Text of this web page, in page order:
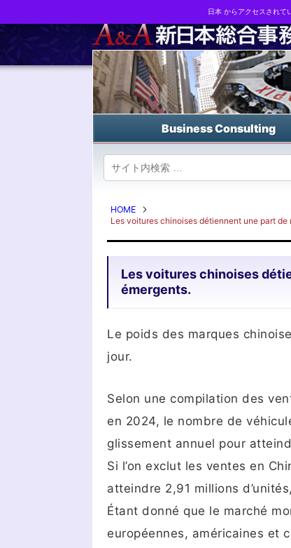
Business strategy reports, business matching and M&A
Business Consulting
HOME
Les voitures chinoises détiennent une part
Les voitures chinoises
émergents.
Le poids des marques
jour.
Selon une compilation des
en 2024, le nombre de
glissement annuel pour
Si l’on exclut les ventes en
atteindre 2,91 millions
Étant donné que le marché
européennes, américaines et
日本 からアクセスされて